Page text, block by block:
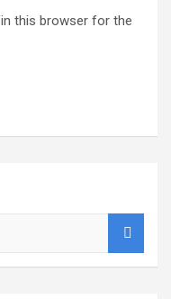
this browser for the